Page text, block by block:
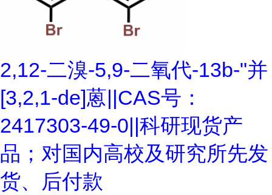
2,12-二溴-5,9-二氧代-13b-"并
[3,2,1-de]蒽||CAS号：
2417303-49-0||科研现货产
品；对国内高校及研究所先发
货、后付款